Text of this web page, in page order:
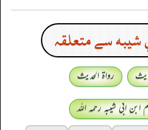
سے متعلقہ
رواۃ الحدیث
ابی شیبہ رحمہ اللہ